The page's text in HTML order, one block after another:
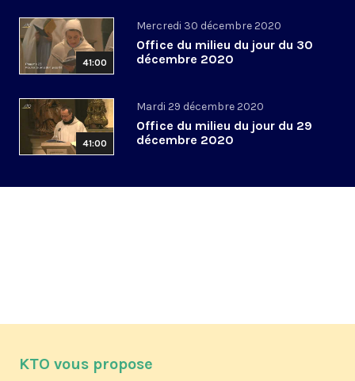
41:00
Mercredi 30 décembre 2020
Office du milieu du jour du 30
décembre 2020
41:00
Mardi 29 décembre 2020
Office du milieu du jour du 29
décembre 2020
KTO vous propose